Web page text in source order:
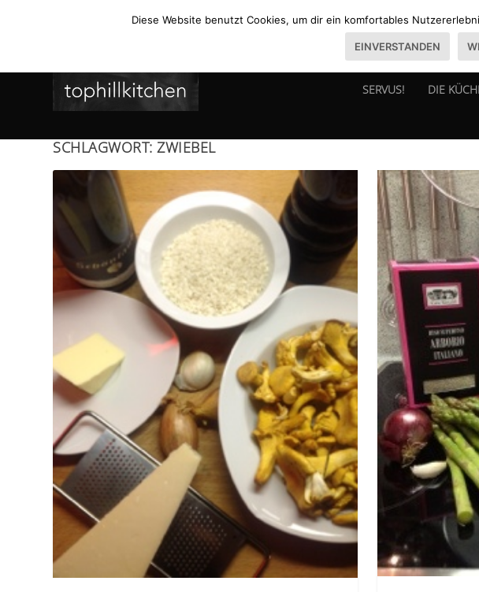
SERVUS! DIE
SCHLAGWORT:ZWIEBEL
Diese Website benutzt Cookies, um dir ein komfortables
EINVERSTANDEN